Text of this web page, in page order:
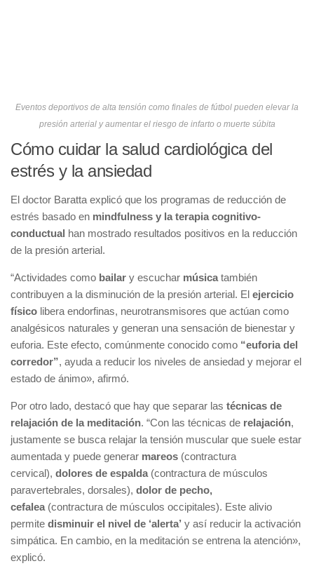
Eventos deportivos de alta tensión como finales de fútbol pueden elevar la
presión arterial y aumentar el riesgo de infarto o muerte súbita
Cómo cuidar la salud cardiológica del
estrés y la ansiedad
El doctor Baratta explicó que los programas de reducción de
estrés basado en mindfulness y la terapia cognitivo-
conductual han mostrado resultados positivos en la reducción
de la presión arterial.
“Actividades como bailar y escuchar música también
contribuyen a la disminución de la presión arterial. El ejercicio
físico libera endorfinas, neurotransmisores que actúan como
analgésicos naturales y generan una sensación de bienestar y
euforia. Este efecto, comúnmente conocido como “euforia del
corredor”, ayuda a reducir los niveles de ansiedad y mejorar el
estado de ánimo», afirmó.
Por otro lado, destacó que hay que separar las técnicas de
relajación de la meditación. “Con las técnicas de relajación,
justamente se busca relajar la tensión muscular que suele estar
aumentada y puede generar mareos (contractura
cervical), dolores de espalda (contractura de músculos
paravertebrales, dorsales), dolor de pecho,
cefalea (contractura de músculos occipitales). Este alivio
permite disminuir el nivel de ‘alerta’ y así reducir la activación
simpática. En cambio, en la meditación se entrena la atención»,
explicó.